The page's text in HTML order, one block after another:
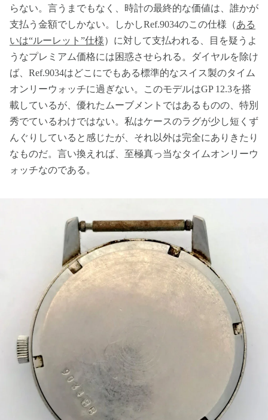
らない。言うまでもなく、時計の最終的な価値は、誰かが
支払う金額でしかない。しかしRef.9034のこの仕様（ある
いは“ルーレット”仕様）に対して支払われる、目を疑うよ
うなプレミアム価格には困惑させられる。ダイヤルを除け
ば、Ref.9034はどこにでもある標準的なスイス製のタイム
オンリーウォッチに過ぎない。このモデルはGP 12.3を搭
載しているが、優れたムーブメントではあるものの、特別
秀でているわけではない。私はケースのラグが少し短くず
んぐりしていると感じたが、それ以外は完全にありきたり
なものだ。言い換えれば、至極真っ当なタイムオンリーウ
ォッチなのである。